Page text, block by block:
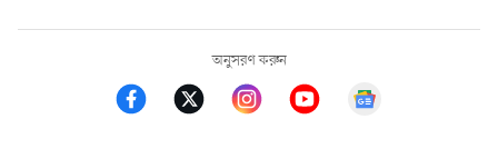
অনুসরণ করুন